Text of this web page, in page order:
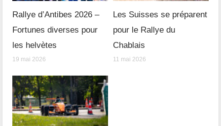
Rallye d’Antibes 2026 –
Fortunes diverses pour
les helvètes
19 mai 2026
Les Suisses se préparent
pour le Rallye du
Chablais
11 mai 2026